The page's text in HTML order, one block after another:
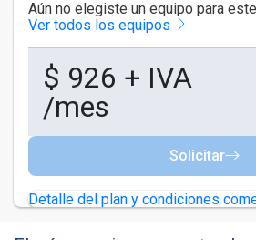
Aún no elegiste un equipo para
Ver todos los equipos
$ 926 + IVA
/mes
Solicitar
Detalle del plan y condiciones